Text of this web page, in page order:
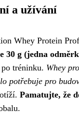
a užívání
Whey Protein
30 g (jedna
tréninku. Whey
potřebuje pro
Pamatujte, že